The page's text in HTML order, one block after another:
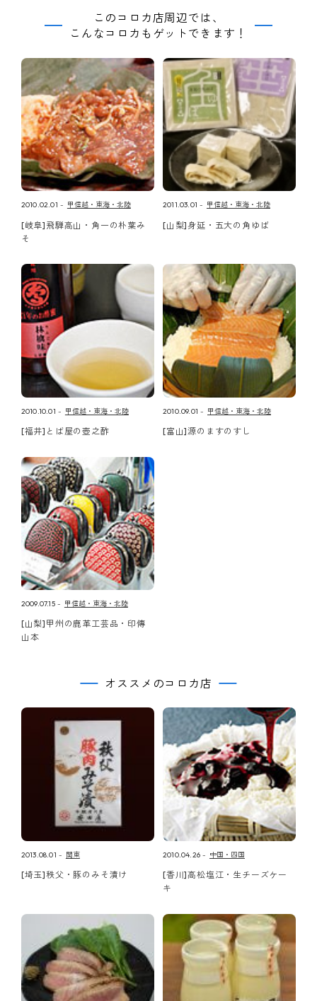
このコロカ店周辺では、
こんなコロカもゲットできます！
2010.02.01 甲信越・東海・北陸
[岐阜]飛騨高山・角一の朴葉み
そ
2011.03.01 甲信越・東海・北陸
[山梨]身延・五大の角ゆば
2010.10.01 甲信越・東海・北陸
[福井]とば屋の壺之酢
2010.09.01 甲信越・東海・北陸
[富山]源のますのすし
2009.07.15 甲信越・東海・北陸
[山梨]甲州の鹿革工芸品・印傳
山本
オススメのコロカ店
2013.08.01 関東
[埼玉]秩父・豚のみそ漬け
2010.04.26 中国・四国
[香川]高松塩江・生チーズケー
キ